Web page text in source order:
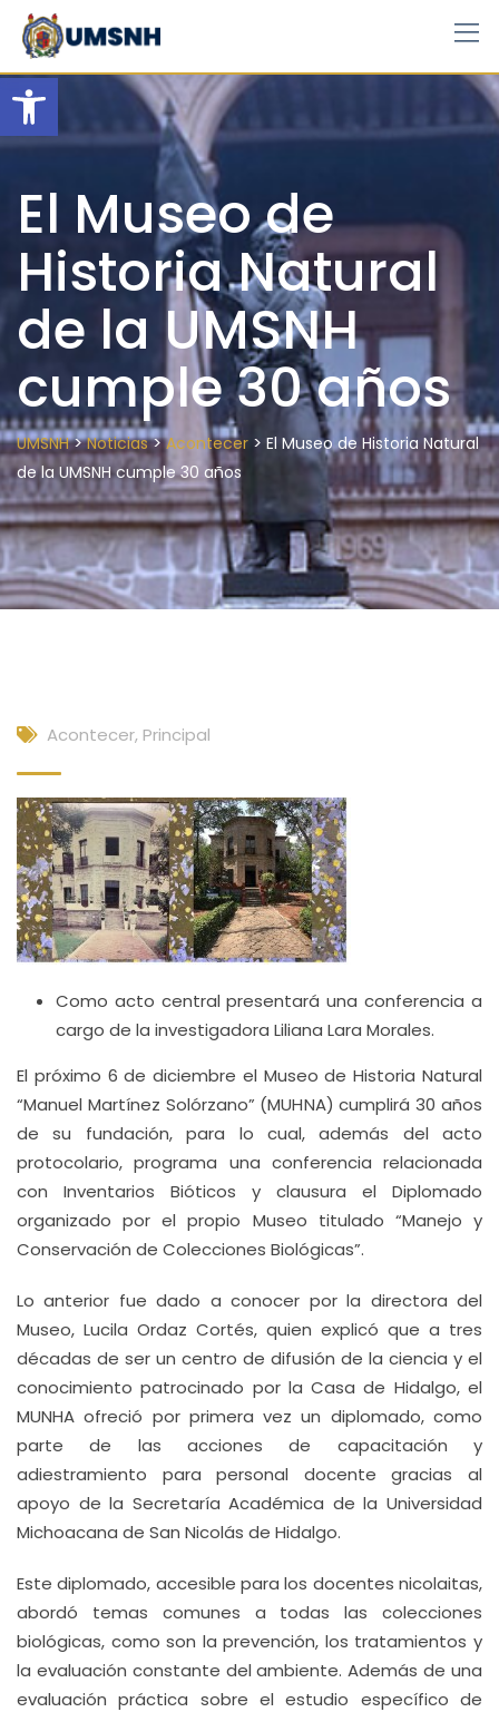
Open toolbar
Skip
content
El Museo de
Historia Natural
de la UMSNH
cumple 30 años
UMSNH>Noticias>Acontecer > El Museo de Historia Natural
de la UMSNH cumple 30 años
Acontecer, Principal
Como acto central presentará una conferencia a
cargo de la investigadora Liliana Lara Morales.
El próximo 6 de diciembre el Museo de Historia Natural
“Manuel Martínez Solórzano” (MUHNA) cumplirá 30 años
de su fundación, para lo cual, además del acto
protocolario, programa una conferencia relacionada
con Inventarios Bióticos y clausura el Diplomado
organizado por el propio Museo titulado “Manejo y
Conservación de Colecciones Biológicas”.
Lo anterior fue dado a conocer por la directora del
Museo, Lucila Ordaz Cortés, quien explicó que a tres
décadas de ser un centro de difusión de la ciencia y el
conocimiento patrocinado por la Casa de Hidalgo, el
MUNHA ofreció por primera vez un diplomado, como
parte de las acciones de capacitación y
adiestramiento para personal docente gracias al
apoyo de la Secretaría Académica de la Universidad
Michoacana de San Nicolás de Hidalgo.
Este diplomado, accesible para los docentes nicolaitas,
abordó temas comunes a todas las colecciones
biológicas, como son la prevención, los tratamientos y
la evaluación constante del ambiente. Además de una
evaluación práctica sobre el estudio específico de